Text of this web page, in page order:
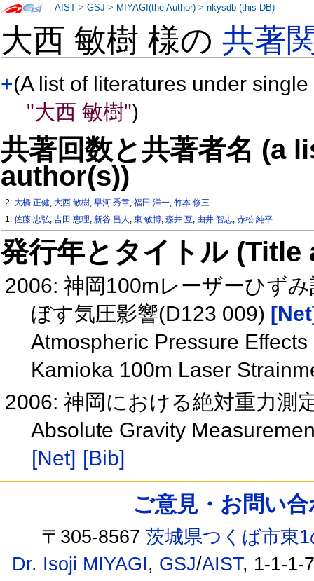
大西 敏樹 様の共著
+(A list of literatures under
"大西 敏樹")
共著回数と共著者名 (a
author(s))
2:大橋 正健,大西 敏樹,早河 秀章,福田 洋一,竹本 修三
1:佐藤 忠弘,吉田 恵理,新谷 昌人 ,東 敏博,森井 亙, 由井 智志,赤松 純平
発行年とタイトル
2006: 神岡100mレーザーひず
ぼす気圧影響(D123 009)
Atmospheric Pressure
Kamioka 100m Laser
2006: 神岡における絶対重力測
Absolute Gravity
[Net] [Bib]
AIST >GSJ > MIYAGI(the Author) >nkysdb (this DB)
ご意見・お問い
〒305-8567茨城県つくば市東
Dr. Isoji MIYAGI, GSJ/AIST, 1-1-1-